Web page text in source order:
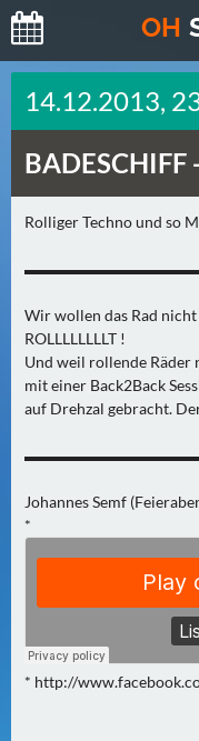
OH
H
E
T
E
(
)
M
O
R
G
N
2
)
B
E
14.12.2013,
BADESCHIFF
Rolliger Techno und so
Wir wollen das Rad
ROLLLLLLLLT !
Und weil rollende
mit einer Back2Back
auf Drehzal gebracht.
Johannes Semf
*
* http://